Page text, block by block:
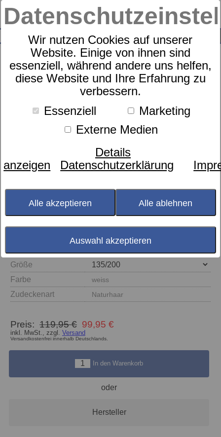
Wir nutzen Cookies auf unserer
Website. Einige von ihnen sind
essenziell, während andere uns helfen,
diese Website und Ihre Erfahrung zu
verbessern.
Essenziell
Marketing
Externe Medien
Details
anzeigen
Datenschutzerklärung
Alle akzeptieren Alle ablehnen
Auswahl akzeptieren
SUCHE
0
Sympathica Steppbett leicht
Größe
Farbe
weiss
Zudeckenart Naturhaar
Preis: 119,95 € 99,95 €
inkl. MwSt., zzgl. Versand
Versandkostenfrei innerhalb Deutschlands.
In den Warenkorb
oder
Hersteller